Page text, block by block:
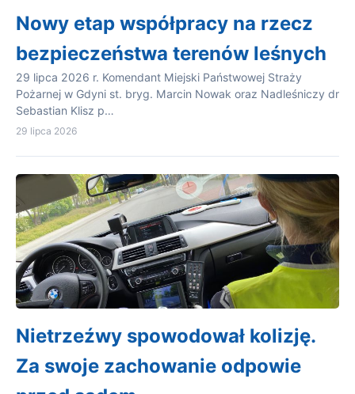
Nowy etap współpracy na rzecz
bezpieczeństwa terenów leśnych
29 lipca 2026 r. Komendant Miejski Państwowej Straży
Pożarnej w Gdyni st. bryg. Marcin Nowak oraz Nadleśniczy dr
Sebastian Klisz p…
29 lipca 2026
Nietrzeźwy spowodował kolizję.
Za swoje zachowanie odpowie